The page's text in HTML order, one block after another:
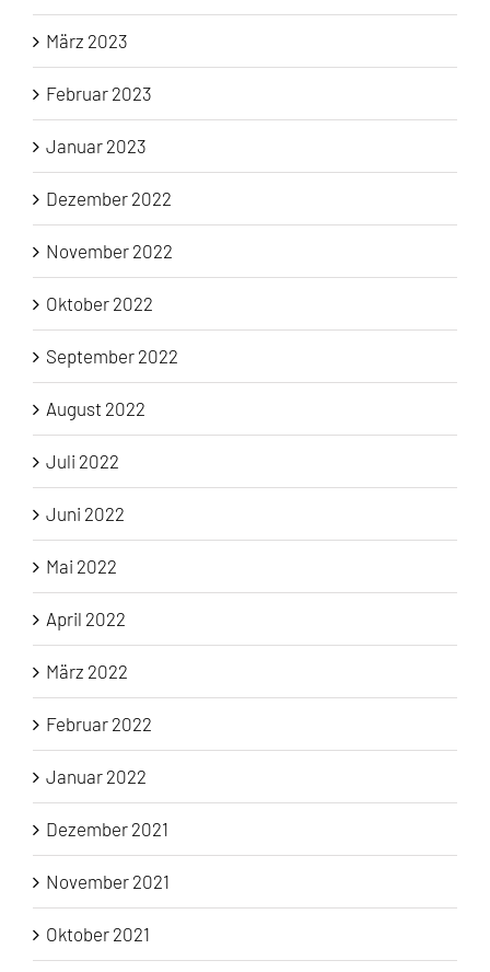
März 2023
Februar 2023
Januar 2023
Dezember 2022
November 2022
Oktober 2022
September 2022
August 2022
Juli 2022
Juni 2022
Mai 2022
April 2022
März 2022
Februar 2022
Januar 2022
Dezember 2021
November 2021
Oktober 2021